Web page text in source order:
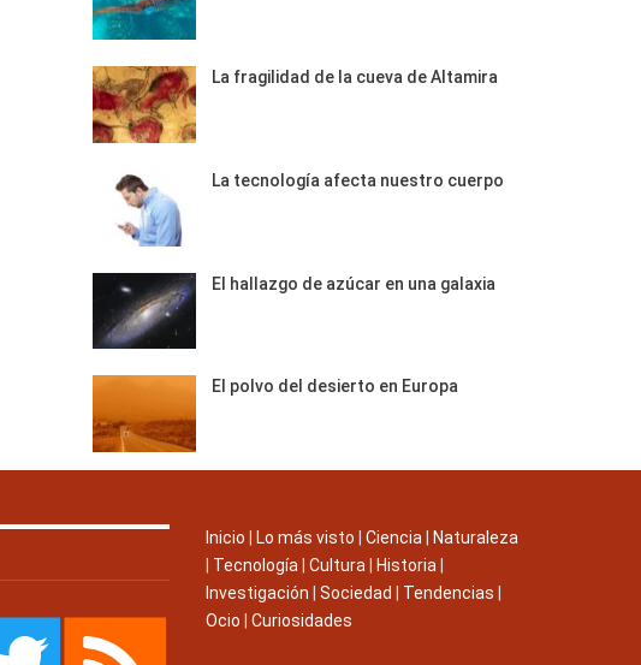
La fragilidad de la cueva de Altamira
La tecnología afecta nuestro cuerpo
El hallazgo de azúcar en una galaxia
El polvo del desierto en Europa
Inicio Lo más visto Ciencia
Naturaleza
Tecnología Cultura Historia
Investigación
Sociedad Tendencias
Ocio
Curiosidades